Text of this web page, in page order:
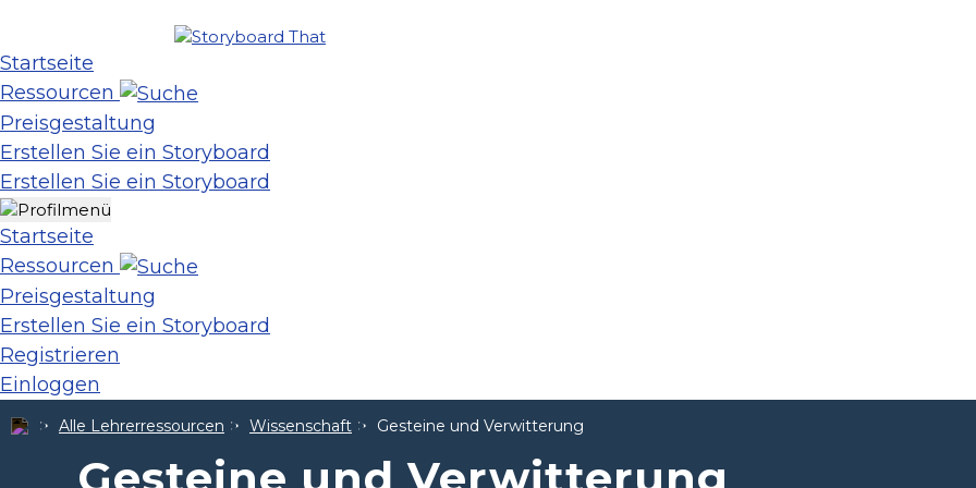
Startseite
Ressourcen
Preisgestaltung
Erstellen Sie ein Storyboard
Erstellen Sie ein Storyboard
Startseite
Ressourcen
Preisgestaltung
Erstellen Sie ein Storyboard
Registrieren
Einloggen
Alle Lehrerressourcen Wissenschaft Gesteine und Verwitterung